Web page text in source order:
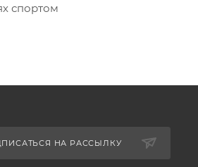
спортом
НА РАССЫЛКУ